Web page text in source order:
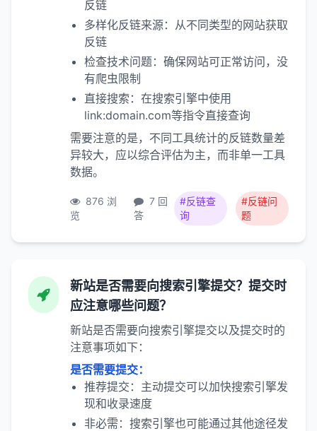
反链
多样化反链来源：从不同类型的网站获取
反链
检查技术问题：确保网站可正常访问，没
有爬虫限制
直接搜索：在搜索引擎中使用
link:domain.com等指令直接查询
需要注意的是，不同工具统计的反链数量差
异较大，应以综合评估为主，而非单一工具
数据。
876 浏
览
7 回
答
#反链查
询
#反链问
题
新站是否需要向搜索引擎提交？提交时
应注意哪些问题？
新站是否需要向搜索引擎提交以及提交时的
注意事项如下：
是否需要提交：
推荐提交：主动提交可以加快搜索引擎发
现和收录速度
非必需：搜索引擎也可能通过其他途径发